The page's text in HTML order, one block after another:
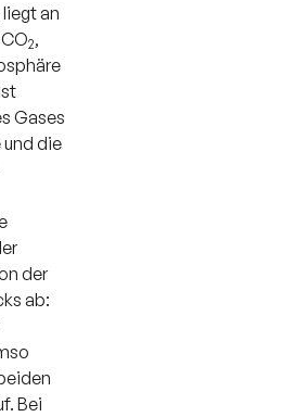
an
2,
Gases
die
der
ab:
Bei